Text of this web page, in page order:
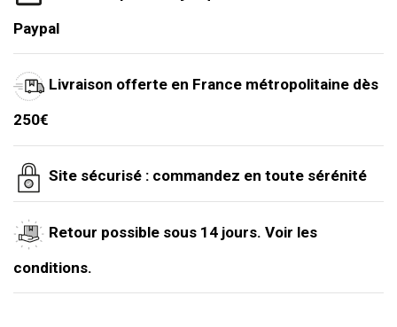
Paypal
Livraison offerte en France métropolitaine dès
250€
Site sécurisé : commandez en toute sérénité
Retour possible sous 14 jours. Voir les
conditions.